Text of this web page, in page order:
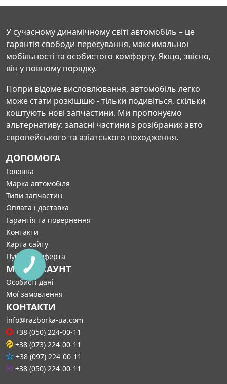
У сучасному динамічному світі автомобіль – це
гарантія свободи пересування, максимальної
мобільності та особистого комфорту. Якщо, звісно,
він у повному порядку.
Попри відоме висловлювання, автомобіль легко
може стати розкішшю - тільки подивіться, скільки
коштують нові запчастини. Ми пропонуємо
альтернативу: запасні частини з розібраних авто
європейського та азіатського походження.
ДОПОМОГА
Головна
Марка автомобіля
Типи запчастин
Оплата і доставка
Гарантія та повернення
Контакти
Карта сайту
Публічна оферта
МІЙ АККАУНТ
Особисті дані
Мої замовлення
КОНТАКТИ
info@razborka-ua.com
+38 (050) 224-00-11
+38 (073) 224-00-11
+38 (097) 224-00-11
+38 (050) 224-00-11